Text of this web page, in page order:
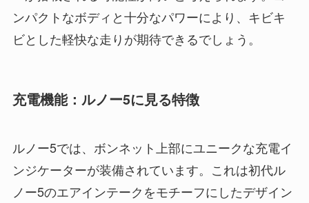
ンパクトなボディと十分なパワーにより、キビキ
ビとした軽快な走りが期待できるでしょう。
充電機能：ルノー5に見る特徴
ルノー5では、ボンネット上部にユニークな充電イ
ンジケーターが装備されています。これは初代ル
ノー5のエアインテークをモチーフにしたデザイン